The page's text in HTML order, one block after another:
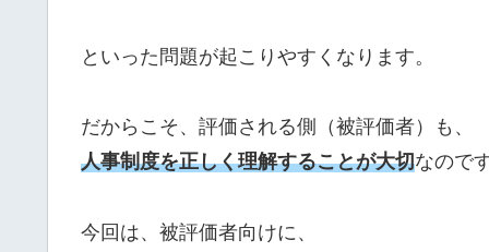
といった問題が起こりやすくなります。
だからこそ、評価される側（被評価者）も、
人事制度を正しく理解することが大切なのです
今回は、被評価者向けに、